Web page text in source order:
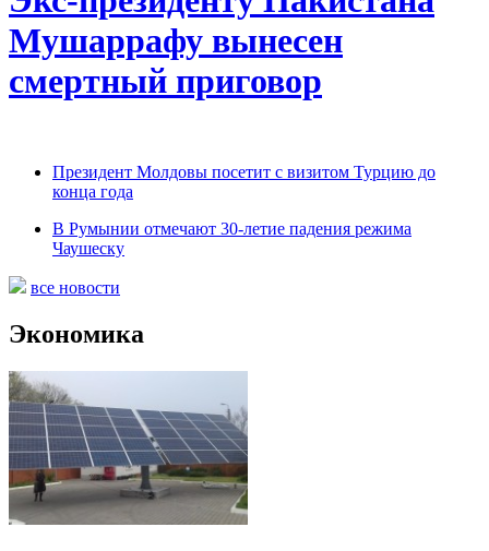
Мушаррафу вынесен
смертный приговор
Президент Молдовы посетит с визитом Турцию до
конца года
В Румынии отмечают 30-летие падения режима
Чаушеску
все новости
Экономика